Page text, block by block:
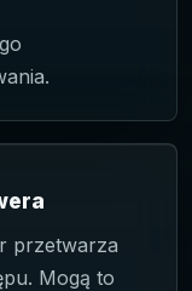
przetwarza
Mogą to